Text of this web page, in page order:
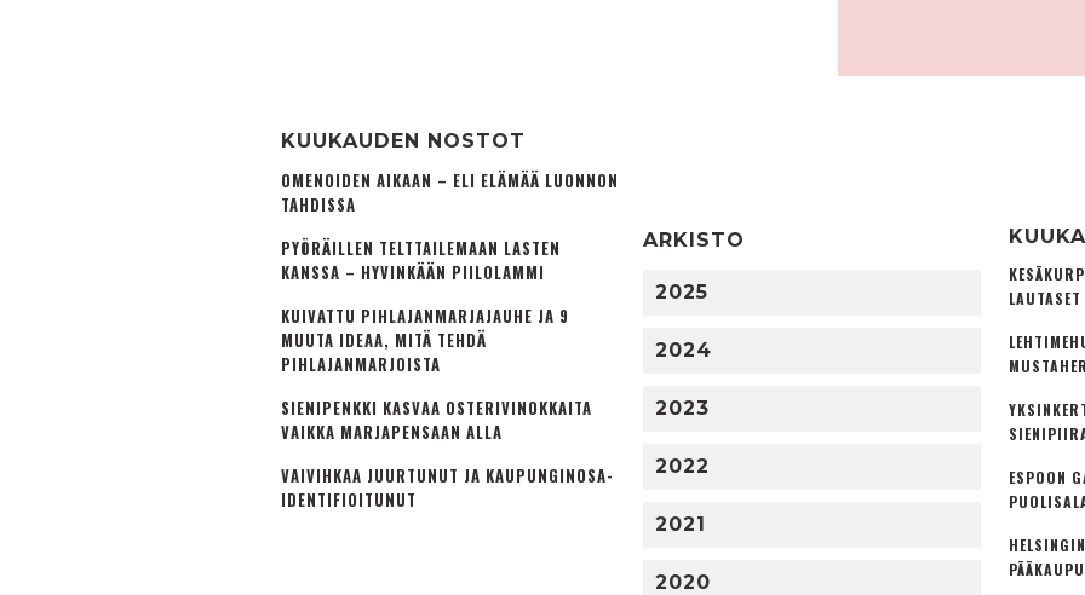
KUUKAUDEN NOSTOT
OMENOIDEN AIKAAN – ELI ELÄMÄÄ LUONNON
TAHDISSA
PYÖRÄILLEN TELTTAILEMAAN LASTEN
KANSSA – HYVINKÄÄN PIILOLAMMI
KUIVATTU PIHLAJANMARJAJAUHE JA 9
MUUTA IDEAA, MITÄ TEHDÄ
PIHLAJANMARJOISTA
SIENIPENKKI KASVAA OSTERIVINOKKAITA
VAIKKA MARJAPENSAAN ALLA
VAIVIHKAA JUURTUNUT JA KAUPUNGINOSA­
IDENTIFIOITUNUT
ARKISTO
2025
2024
2023
2022
2021
2020
ESPOON